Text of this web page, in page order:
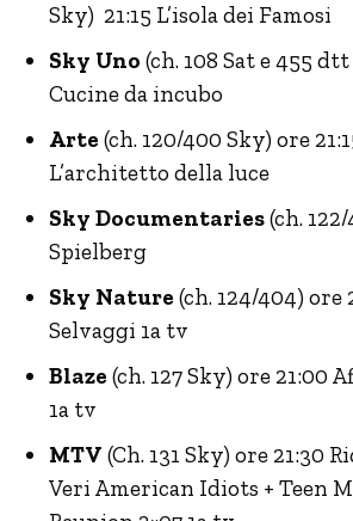
Sky) 21:15 L’isola dei Famosi
Sky Uno (ch. 108 Sat e 455
Cucine da incubo
Arte (ch. 120/400 Sky) ore
L’architetto della luce
Sky Documentaries(ch.
Spielberg
Sky Nature (ch. 124/404) ore
Selvaggi 1a tv
Blaze (ch. 127 Sky) ore 21:00
1a tv
MTV (Ch. 131 Sky) ore 21:30
Veri American Idiots + Teen